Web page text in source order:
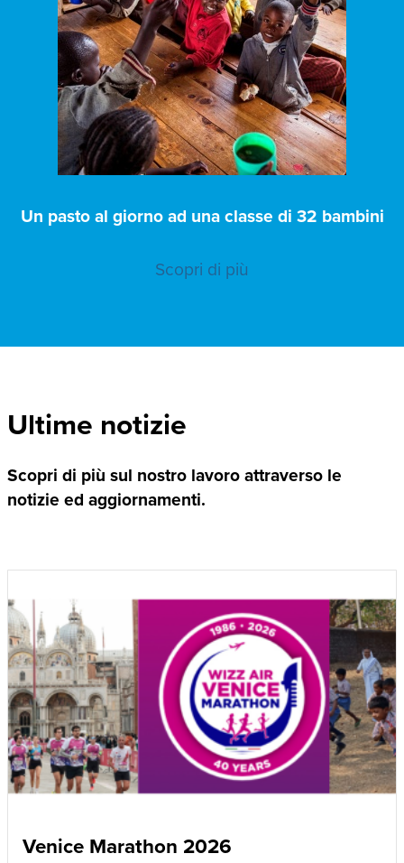
Un pasto al giorno ad una classe di 32 bambini
Scopri di più
Ultime notizie
Scopri di più sul nostro lavoro attraverso le
notizie ed aggiornamenti.
Venice Marathon 2026